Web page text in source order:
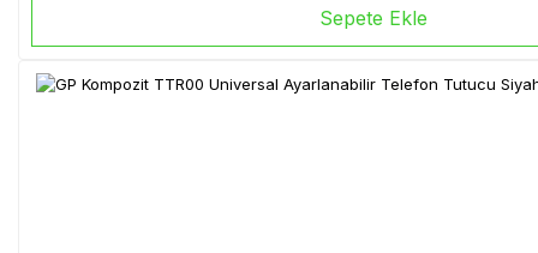
Sepete Ekle